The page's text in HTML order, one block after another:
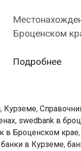
Броценском
Подробнее
, Курземе,
, swedbank в
в Броценском крае,
банки в Курземе,